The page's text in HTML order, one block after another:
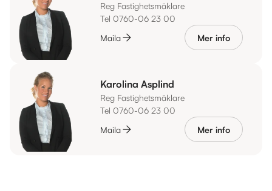
Reg Fastighetsmäklare
Tel 0760-06 23 00
Maila
Mer info
Karolina Asplind
Reg Fastighetsmäklare
Tel 0760-06 23 00
Maila
Mer info